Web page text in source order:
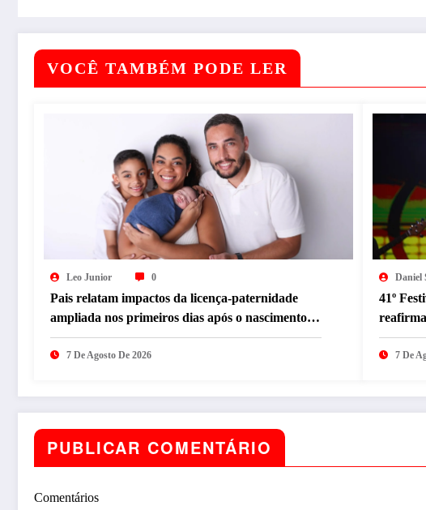
VOCÊ TAMBÉM PODE LER
Leo Junior 0
Pais relatam impactos da licença-paternidade
ampliada nos primeiros dias após o nascimento
dos filhos
7 De Agosto De 2026
Daniel
41º
7 De
PUBLICAR COMENTÁRIO
Comentários